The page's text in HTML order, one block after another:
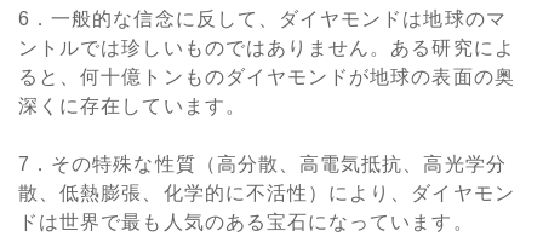
6．一般的な信念に反して、ダイヤモンドは地球のマ
ントルでは珍しいものではありません。ある研究によ
ると、何十億トンものダイヤモンドが地球の表面の奥
深くに存在しています。
7．その特殊な性質（高分散、高電気抵抗、高光学分
散、低熱膨張、化学的に不活性）により、ダイヤモン
ドは世界で最も人気のある宝石になっています。